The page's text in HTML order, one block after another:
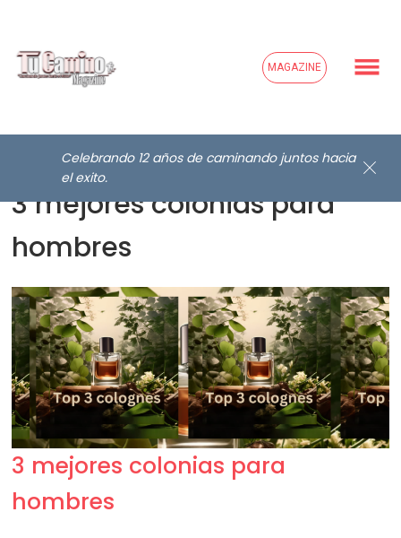
MAGAZINE
Celebrando 12 años de caminando juntos hacia
el exito.
3 mejores colonias para
hombres
3 mejores colonias para
hombres